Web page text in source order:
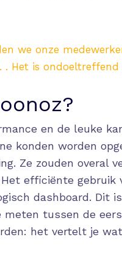
we onze
. Het is ondoeltreffend
en de leuke
konden worden
Ze zouden overal
efficiënte gebruik
dashboard. Dit
meten tussen de
het vertelt je